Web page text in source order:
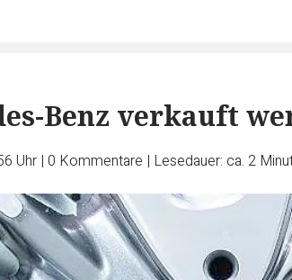
Benz verkauft
Uhr | 0 Kommentare | Lesedauer: ca. 2